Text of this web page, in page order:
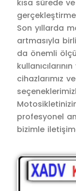
kısa sürede
Son yıllarda
artmasıyla
da önemli
cihazlarımız
profesyonel
bizimle